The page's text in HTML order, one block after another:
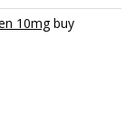
10mgbuy